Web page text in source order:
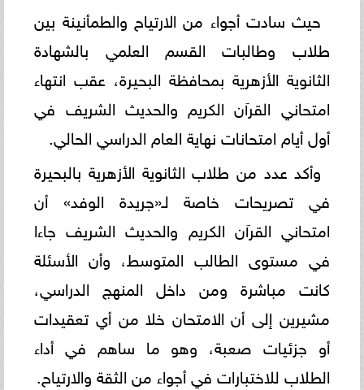
حيث سادت أجواء من الارتياح والطمأنينة بين
طلاب وطالبات القسم العلمي بالشهادة
الثانوية الأزهرية بمحافظة البحيرة، عقب انتهاء
امتحاني القرآن الكريم والحديث الشريف في
أول أيام امتحانات نهاية العام الدراسي الحالي.
وأكد عدد من طلاب الثانوية الأزهرية بالبحيرة
في تصريحات خاصة لـ«جريدة الوفد» أن
امتحاني القرآن الكريم والحديث الشريف جاءا
في مستوى الطالب المتوسط، وأن الأسئلة
كانت مباشرة ومن داخل المنهج الدراسي،
مشيرين إلى أن الامتحان خلا من أي تعقيدات
أو جزئيات صعبة، وهو ما ساهم في أداء
الطلاب للاختبارات في أجواء من الثقة والارتياح.